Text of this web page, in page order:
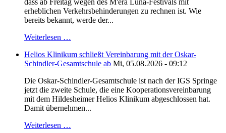
dass ab Freitag wegen des M'era Luna-Festivals mit
erheblichen Verkehrsbehinderungen zu rechnen ist. Wie
bereits bekannt, werde der...
Weiterlesen …
Helios Klinikum schließt Vereinbarung mit der Oskar-
Schindler-Gesamtschule ab Mi, 05.08.2026 - 09:12
Die Oskar-Schindler-Gesamtschule ist nach der IGS Springe
jetzt die zweite Schule, die eine Kooperationsvereinbarung
mit dem Hildesheimer Helios Klinikum abgeschlossen hat.
Damit übernehmen...
Weiterlesen …